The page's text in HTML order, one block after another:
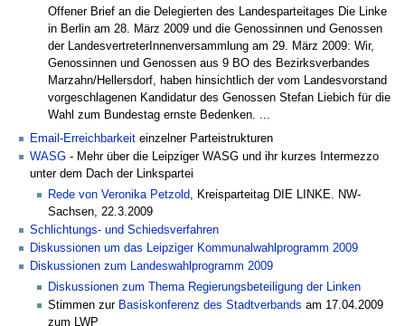
Offener Brief an die Delegierten des Landesparteitages Die Linke
in Berlin am 28. März 2009 und die Genossinnen und Genossen
der LandesvertreterInnenversammlung am 29. März 2009: Wir,
Genossinnen und Genossen aus 9 BO des Bezirksverbandes
Marzahn/Hellersdorf, haben hinsichtlich der vom Landesvorstand
vorgeschlagenen Kandidatur des Genossen Stefan Liebich für die
Wahl zum Bundestag ernste Bedenken. ...
Email-Erreichbarkeit einzelner Parteistrukturen
WASG - Mehr über die Leipziger WASG und ihr kurzes Intermezzo
unter dem Dach der Linkspartei
Rede von Veronika Petzold , Kreisparteitag DIE LINKE. NW-
Sachsen, 22.3.2009
Schlichtungs- und Schiedsverfahren
Diskussionen um das Leipziger Kommunalwahlprogramm 2009
Diskussionen zum Landeswahlprogramm 2009
Diskussionen zum Thema Regierungsbeteiligung der Linken
Stimmen zur Basiskonferenz des Stadtverbands am 17.04.2009
zum LWP